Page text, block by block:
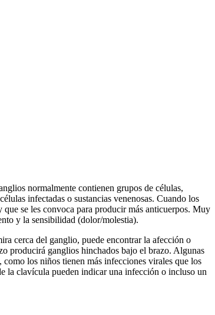
normalmente contienen grupos de células,
infectadas o sustancias venenosas. Cuando los
se les convoca para producir más anticuerpos. Muy
y la sensibilidad (dolor/molestia).
cerca del ganglio, puede encontrar la afección o
producirá ganglios hinchados bajo el brazo. Algunas
los niños tienen más infecciones virales que los
la clavícula pueden indicar una infección o incluso un